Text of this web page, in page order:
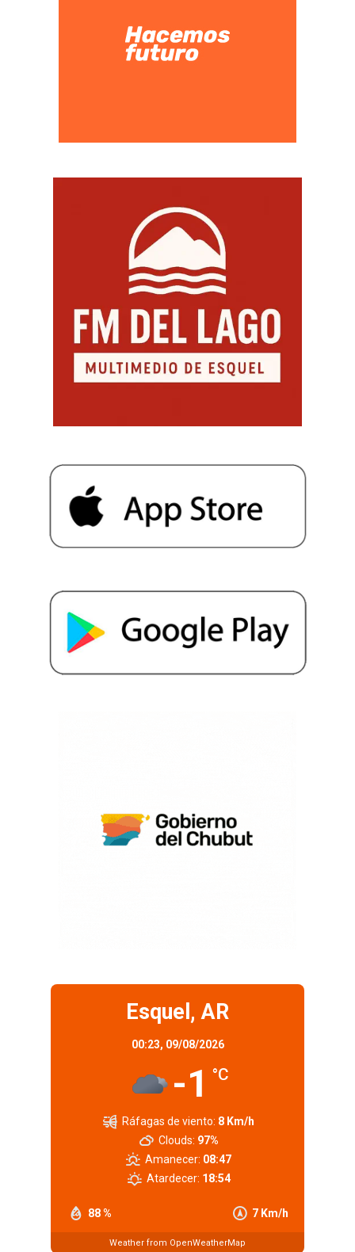
Esquel, AR
00:23, 09/08/2026
-1 °C
88 % 7 Km/h
Ráfagas de viento: 8 Km/h
Clouds: 97%
Amanecer: 08:47
Atardecer: 18:54
Weather from OpenWeatherMap